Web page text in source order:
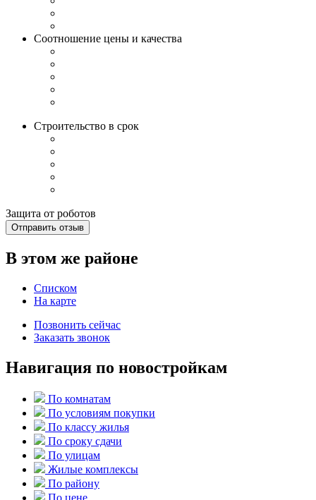
Соотношение цены и качества
Строительство в срок
Защита от роботов
Отправить отзыв
В этом же районе
Списком
На карте
Позвонить сейчас
Заказать звонок
Навигация по новостройкам
По комнатам
По условиям покупки
По классу жилья
По сроку сдачи
По улицам
Жилые комплексы
По району
По цене